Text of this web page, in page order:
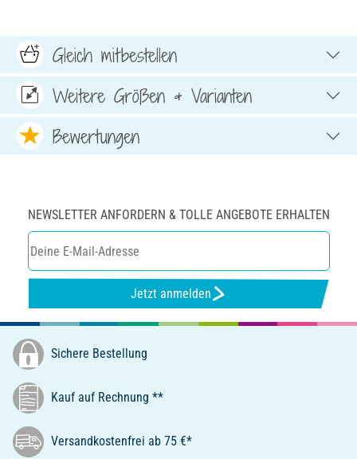
Gleich mitbestellen
Weitere Größen & Varianten
Bewertungen
NEWSLETTER ANFORDERN & TOLLE ANGEBOTE ERHALTEN
Jetzt anmelden
Sichere Bestellung
Kauf auf Rechnung **
Versandkostenfrei ab 75 €*